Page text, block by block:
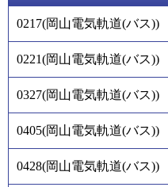
0217(岡山電気軌道(バス))
0221(岡山電気軌道(バス))
0327(岡山電気軌道(バス))
0405(岡山電気軌道(バス))
0428(岡山電気軌道(バス))